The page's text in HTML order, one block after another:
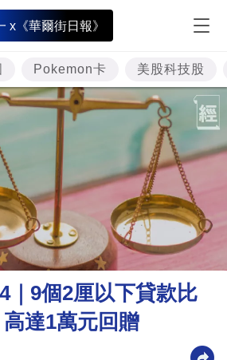
x《華爾街日報》
Pokemon卡 美股科技股
｜9個2厘以下貸款比
達1萬元回贈